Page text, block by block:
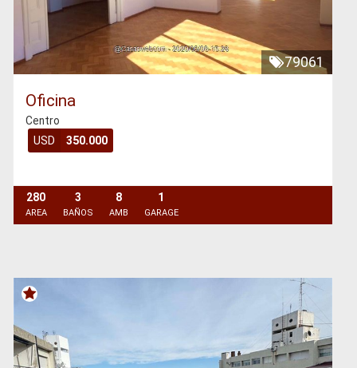
79061
Oficina
Centro
USD
350.000
280
AREA
3
BAÑOS
8
AMB
1
GARAGE